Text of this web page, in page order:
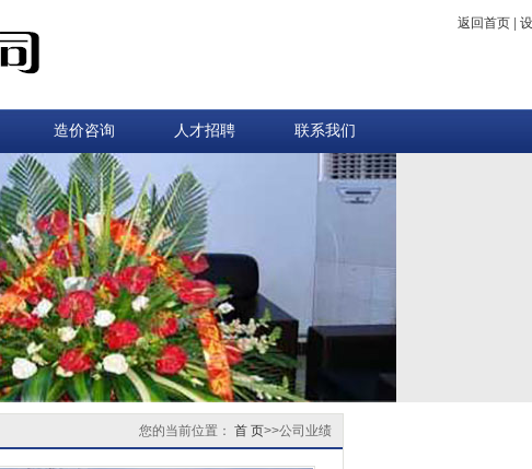
返回首页
造价咨询 人才招聘 联系我们
您的当前位置： 首 页>>公司业绩